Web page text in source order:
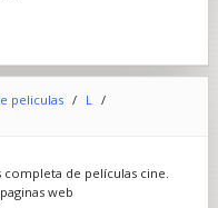
peliculas / L
/
de películas cine.
web